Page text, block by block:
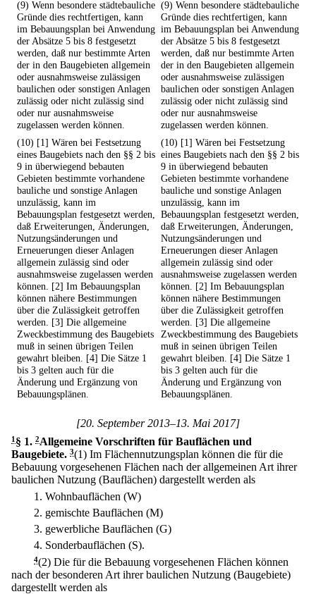
(9) Wenn besondere städtebauliche
Gründe dies rechtfertigen, kann
im Bebauungsplan bei Anwendung
der Absätze 5 bis 8 festgesetzt
werden, daß nur bestimmte Arten
der in den Baugebieten allgemein
oder ausnahmsweise zulässigen
baulichen oder sonstigen Anlagen
zulässig oder nicht zulässig sind
oder nur ausnahmsweise
zugelassen werden können.
(9) Wenn besondere städtebauliche
Gründe dies rechtfertigen, kann
im Bebauungsplan bei Anwendung
der Absätze 5 bis 8 festgesetzt
werden, daß nur bestimmte Arten
der in den Baugebieten allgemein
oder ausnahmsweise zulässigen
baulichen oder sonstigen Anlagen
zulässig oder nicht zulässig sind
oder nur ausnahmsweise
zugelassen werden können.
(10) [1] Wären bei Festsetzung
eines Baugebiets nach den §§ 2 bis
9 in überwiegend bebauten
Gebieten bestimmte vorhandene
bauliche und sonstige Anlagen
unzulässig, kann im
Bebauungsplan festgesetzt werden,
daß Erweiterungen, Änderungen,
Nutzungsänderungen und
Erneuerungen dieser Anlagen
allgemein zulässig sind oder
ausnahmsweise zugelassen werden
können. [2] Im Bebauungsplan
können nähere Bestimmungen
über die Zulässigkeit getroffen
werden. [3] Die allgemeine
Zweckbestimmung des Baugebiets
muß in seinen übrigen Teilen
gewahrt bleiben. [4] Die Sätze 1
bis 3 gelten auch für die
Änderung und Ergänzung von
Bebauungsplänen.
(10) [1] Wären bei Festsetzung
eines Baugebiets nach den §§ 2 bis
9 in überwiegend bebauten
Gebieten bestimmte vorhandene
bauliche und sonstige Anlagen
unzulässig, kann im
Bebauungsplan festgesetzt werden,
daß Erweiterungen, Änderungen,
Nutzungsänderungen und
Erneuerungen dieser Anlagen
allgemein zulässig sind oder
ausnahmsweise zugelassen werden
können. [2] Im Bebauungsplan
können nähere Bestimmungen
über die Zulässigkeit getroffen
werden. [3] Die allgemeine
Zweckbestimmung des Baugebiets
muß in seinen übrigen Teilen
gewahrt bleiben. [4] Die Sätze 1
bis 3 gelten auch für die
Änderung und Ergänzung von
Bebauungsplänen.
[20. September 2013–13. Mai 2017]
1§ 1. 2Allgemeine Vorschriften für Bauflächen und
Baugebiete. 3(1) Im Flächennutzungsplan können die für die
Bebauung vorgesehenen Flächen nach der allgemeinen Art ihrer
baulichen Nutzung (Bauflächen) dargestellt werden als
1. Wohnbauflächen (W)
2. gemischte Bauflächen (M)
3. gewerbliche Bauflächen (G)
4. Sonderbauflächen (S).
4(2) Die für die Bebauung vorgesehenen Flächen können
nach der besonderen Art ihrer baulichen Nutzung (Baugebiete)
dargestellt werden als